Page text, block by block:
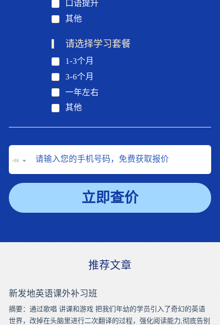
口语提升
其他
请选择学习套餐
1-3个月
3-6个月
一年左右
其他
+86
立即查价
推荐文章
新发地英语课外补习班
摘要：通过歌唱 讲课和游戏 把我们年幼的学员引入了奇幻的英语
世界，改掉在头脑里进行二次翻译的过程，强化阅读能力,彻底告别